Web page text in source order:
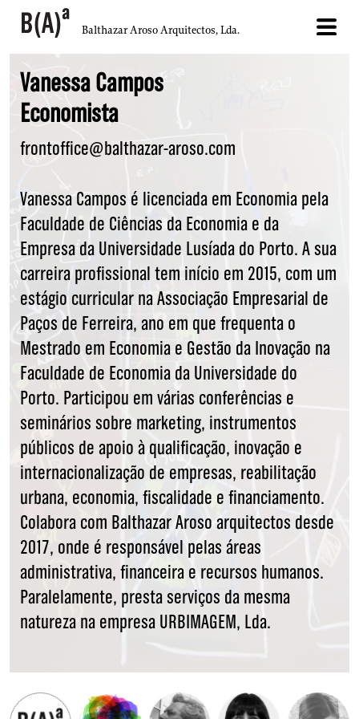
Balthazar Aroso Arquitectos, Lda.
Vanessa Campos
Economista
frontoffice@balthazar-aroso.com
Vanessa Campos é licenciada em Economia pela
Faculdade de Ciências da Economia e da
Empresa da Universidade Lusíada do Porto. A sua
carreira profissional tem início em 2015, com um
estágio curricular na Associação Empresarial de
Paços de Ferreira, ano em que frequenta o
Mestrado em Economia e Gestão da Inovação na
Faculdade de Economia da Universidade do
Porto. Participou em várias conferências e
seminários sobre marketing, instrumentos
públicos de apoio à qualificação, inovação e
internacionalização de empresas, reabilitação
urbana, economia, fiscalidade e financiamento.
Colabora com Balthazar Aroso arquitectos desde
2017, onde é responsável pelas áreas
administrativa, financeira e recursos humanos.
Paralelamente, presta serviços da mesma
natureza na empresa URBIMAGEM, Lda.